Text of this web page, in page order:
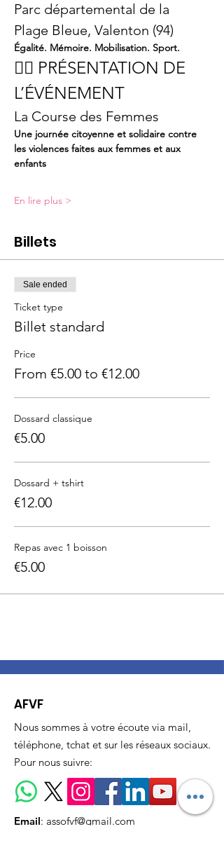
Parc départemental de la
Plage Bleue, Valenton (94)
Égalité. Mémoire. Mobilisation. Sport.
🏃‍♀️ PRÉSENTATION DE
L’ÉVÉNEMENT
La Course des Femmes
Une journée citoyenne et solidaire contre
les violences faites aux femmes et aux
enfants
En lire plus >
Billets
Sale ended
Ticket type
Billet standard
Price
From €5.00 to €12.00
Dossard classique
€5.00
Dossard + tshirt
€12.00
Repas avec 1 boisson
€5.00
AFVF
Nous sommes à votre écoute via mail,
téléphone, tchat et sur les réseaux sociaux.
Pour nous suivre:
Email: assofvf@gmail.com